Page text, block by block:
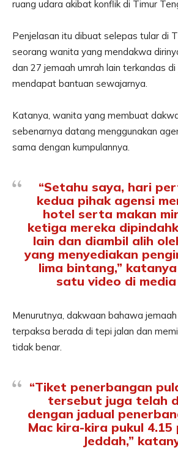
ruang udara akibat konflik di Timur
Penjelasan itu dibuat selepas tular di
seorang wanita yang mendakwa
dan 27 jemaah umrah lain terkandas
mendapat bantuan sewajarnya.
Katanya, wanita yang membuat
sebenarnya datang menggunakan
sama dengan kumpulannya.
“Setahu saya, hari
kedua pihak agensi
hotel serta makan
ketiga mereka
lain dan diambil alih
yang menyediakan
lima bintang,”
satu video di
Menurutnya, dakwaan bahawa
terpaksa berada di tepi jalan dan
tidak benar.
“Tiket penerbangan
tersebut juga telah
dengan jadual
Mac kira-kira pukul
Jeddah,”